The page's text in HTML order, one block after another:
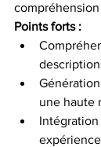
compréhension
Points forts :
une haute
Intégration